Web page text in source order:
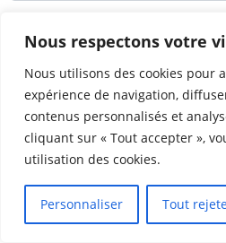
Nous respectons votre
Nous utilisons des cookies pour
expérience de navigation,
contenus personnalisés et
cliquant sur « Tout accepter »,
utilisation des cookies.
Personnaliser Tout
Dans la catégorie Nos